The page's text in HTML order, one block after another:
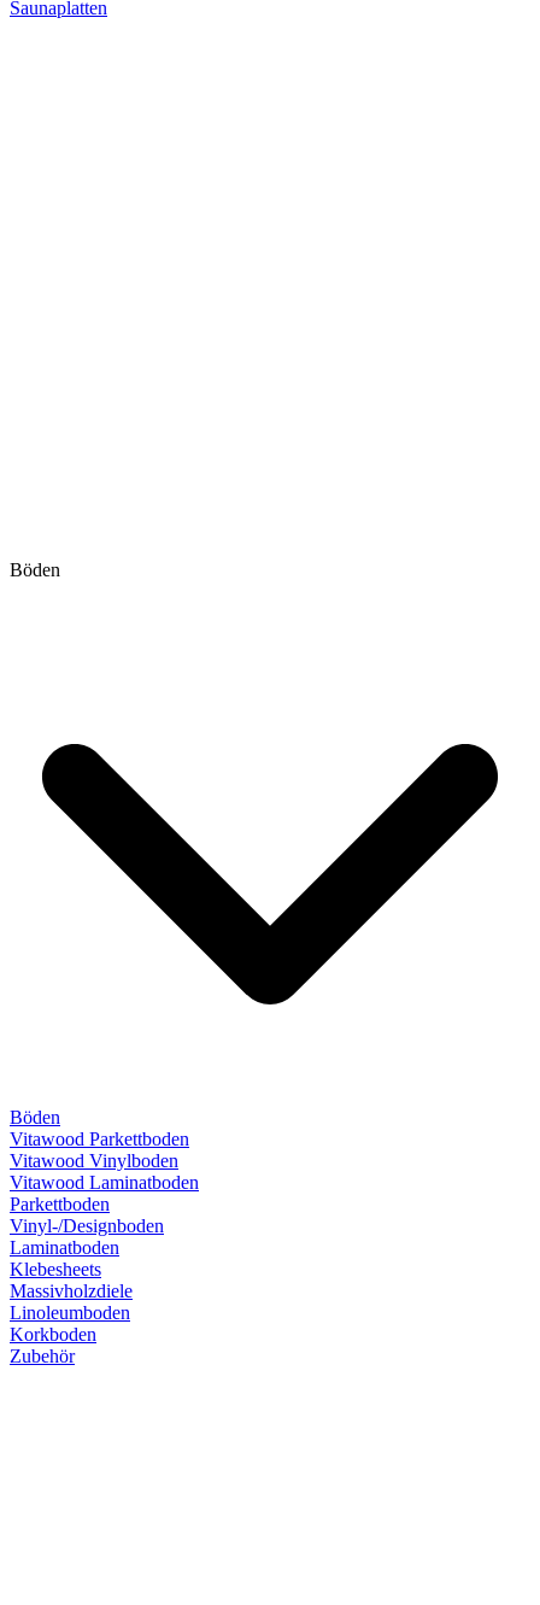
Saunaplatten
Böden
Böden
Vitawood Parkettboden
Vitawood Vinylboden
Vitawood Laminatboden
Parkettboden
Vinyl-/Designboden
Laminatboden
Klebesheets
Massivholzdiele
Linoleumboden
Korkboden
Zubehör